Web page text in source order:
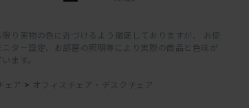
り実物の色に近づけるよう徹底しておりますが、 お使
ター設定、お部屋の照明等により実際の商品と色味が
ます。
ェア > オフィスチェア・デスクチェア